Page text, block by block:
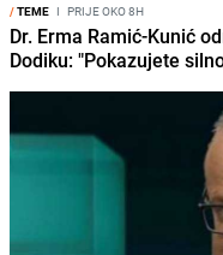
/TEME I PRIJE OKO 8H
Dr. Erma Ramić-Kunić
Dodiku: "Pokazujete